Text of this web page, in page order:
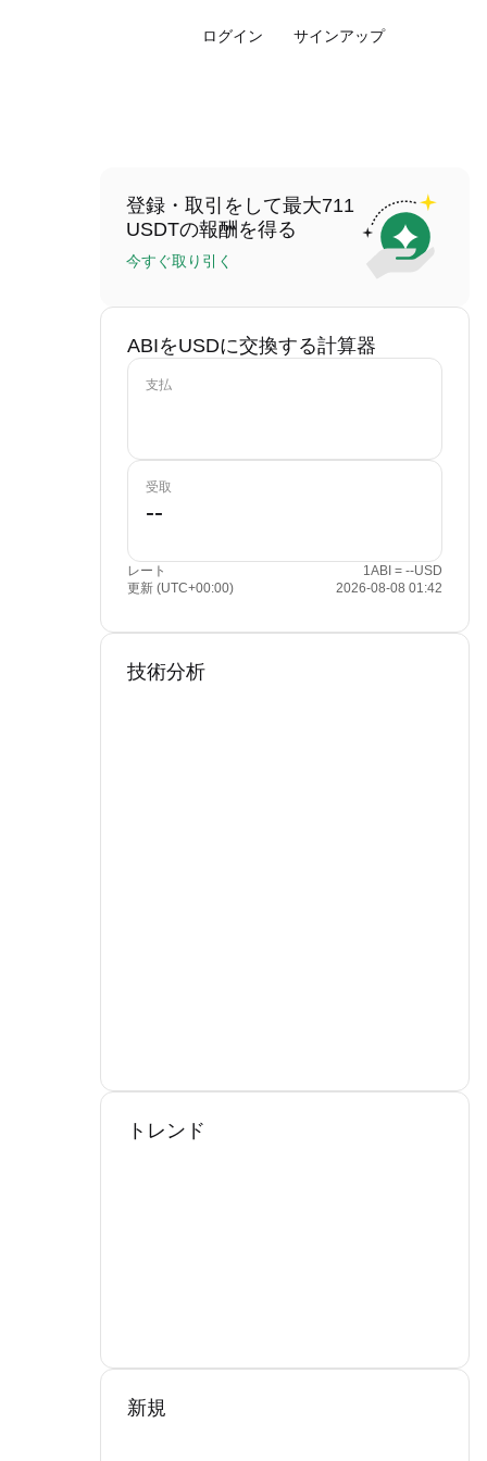
ログイン サインアップ
登録・取引をして最大711
USDTの報酬を得る
今すぐ取り引く
ABIをUSDに交換する計算器
支払
受取
レート
1ABI = --USD
更新 (UTC+00:00)
2026-08-08 01:42
技術分析
トレンド
新規